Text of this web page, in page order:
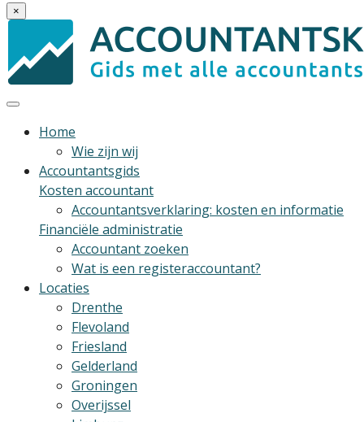
×
Home
Wie zijn wij
Accountantsgids
Kosten accountant
Accountantsverklaring: kosten en informatie
Financiële administratie
Accountant zoeken
Wat is een registeraccountant?
Locaties
Drenthe
Flevoland
Friesland
Gelderland
Groningen
Overijssel